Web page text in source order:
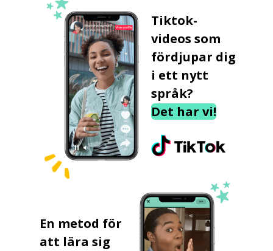
Tiktok-
videos som
fördjupar dig
i ett nytt
språk?
Det har vi!
En metod för
att lära sig